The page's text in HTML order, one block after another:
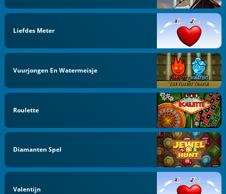
Liefdes Meter
Vuurjongen En Watermeisje
Roulette
Diamanten Spel
Valentijn